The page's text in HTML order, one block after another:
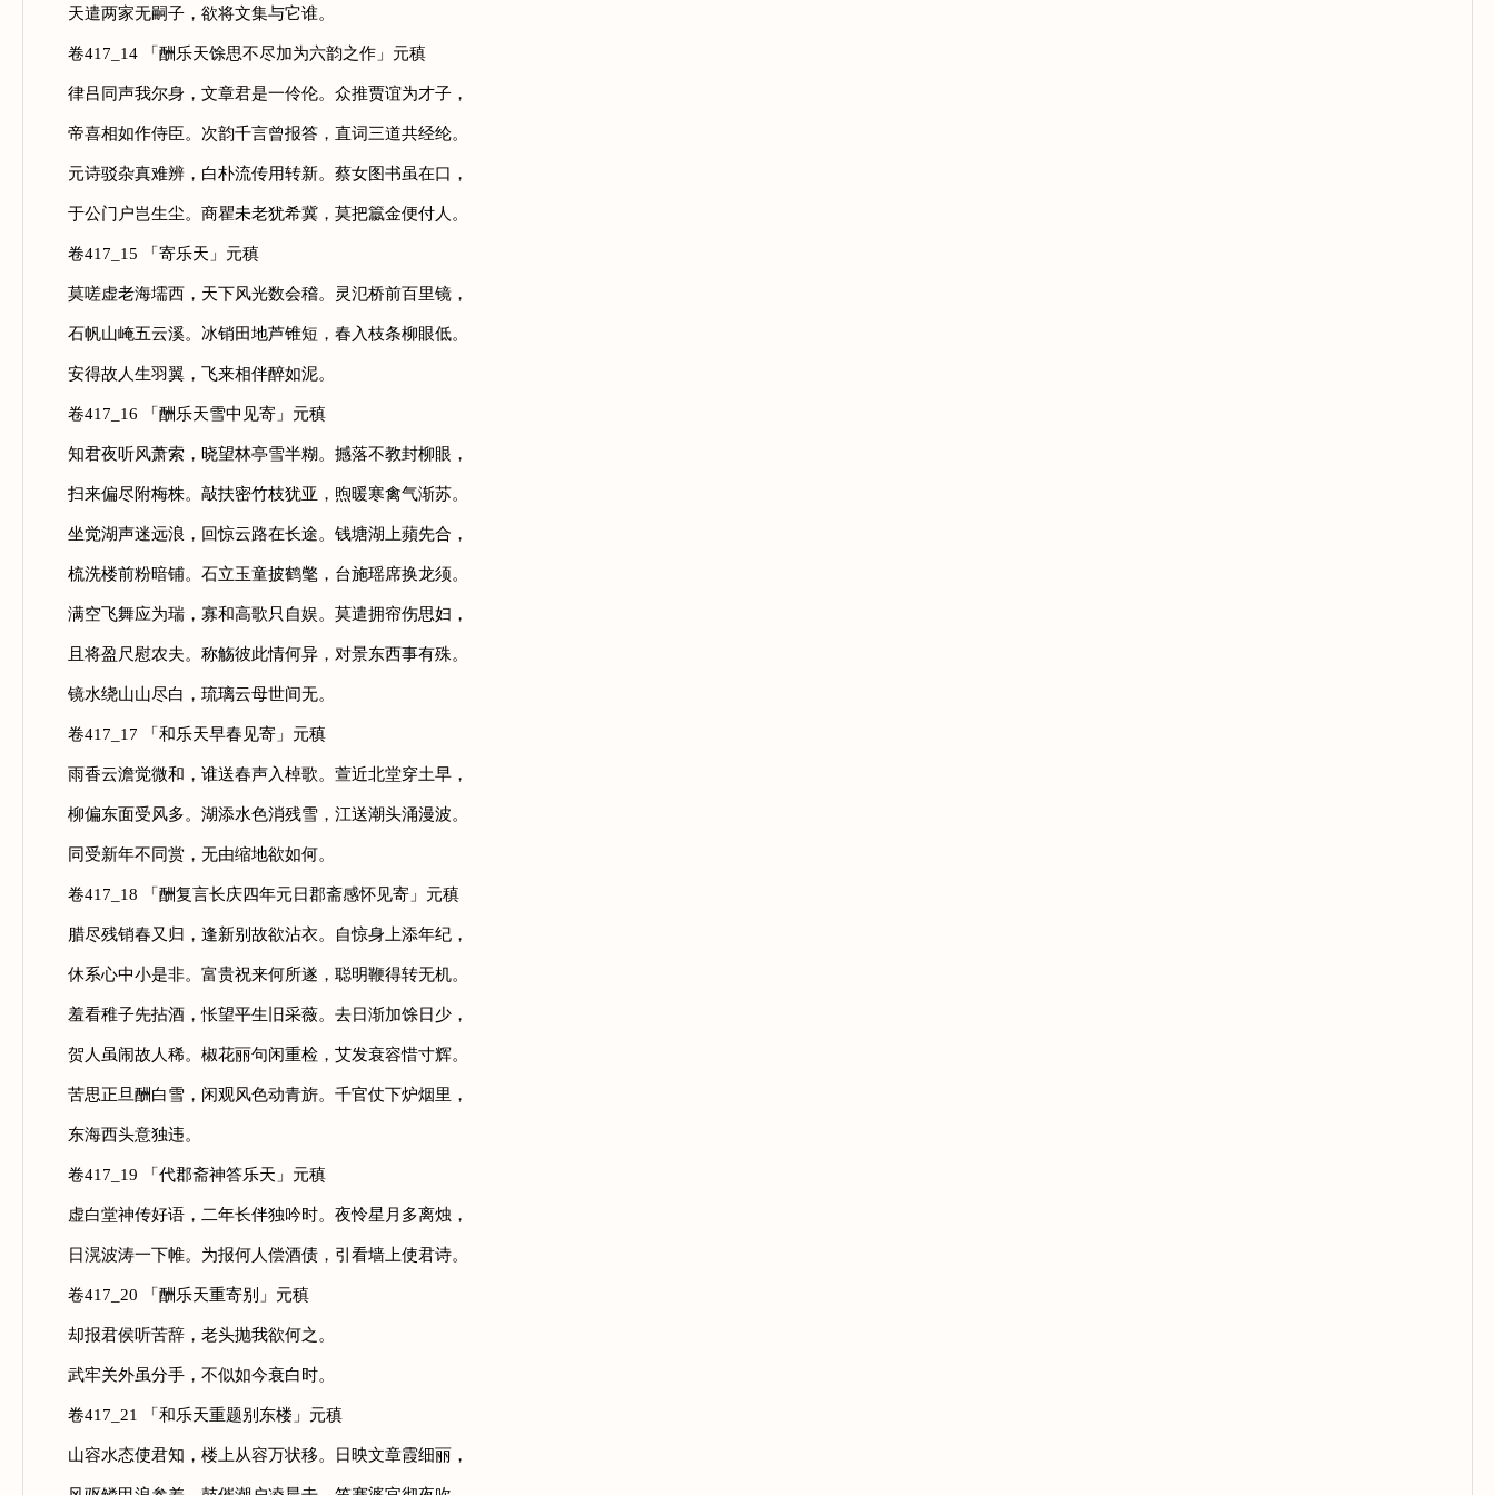
天遣两家无嗣子，欲将文集与它谁。
卷417_14 「酬乐天馀思不尽加为六韵之作」元稹
律吕同声我尔身，文章君是一伶伦。众推贾谊为才子，
帝喜相如作侍臣。次韵千言曾报答，直词三道共经纶。
元诗驳杂真难辨，白朴流传用转新。蔡女图书虽在口，
于公门户岂生尘。商瞿未老犹希冀，莫把籝金便付人。
卷417_15 「寄乐天」元稹
莫嗟虚老海壖西，天下风光数会稽。灵氾桥前百里镜，
石帆山崦五云溪。冰销田地芦锥短，春入枝条柳眼低。
安得故人生羽翼，飞来相伴醉如泥。
卷417_16 「酬乐天雪中见寄」元稹
知君夜听风萧索，晓望林亭雪半糊。撼落不教封柳眼，
扫来偏尽附梅株。敲扶密竹枝犹亚，煦暖寒禽气渐苏。
坐觉湖声迷远浪，回惊云路在长途。钱塘湖上蘋先合，
梳洗楼前粉暗铺。石立玉童披鹤氅，台施瑶席换龙须。
满空飞舞应为瑞，寡和高歌只自娱。莫遣拥帘伤思妇，
且将盈尺慰农夫。称觞彼此情何异，对景东西事有殊。
镜水绕山山尽白，琉璃云母世间无。
卷417_17 「和乐天早春见寄」元稹
雨香云澹觉微和，谁送春声入棹歌。萱近北堂穿土早，
柳偏东面受风多。湖添水色消残雪，江送潮头涌漫波。
同受新年不同赏，无由缩地欲如何。
卷417_18 「酬复言长庆四年元日郡斋感怀见寄」元稹
腊尽残销春又归，逢新别故欲沾衣。自惊身上添年纪，
休系心中小是非。富贵祝来何所遂，聪明鞭得转无机。
羞看稚子先拈酒，怅望平生旧采薇。去日渐加馀日少，
贺人虽闹故人稀。椒花丽句闲重检，艾发衰容惜寸辉。
苦思正旦酬白雪，闲观风色动青旂。千官仗下炉烟里，
东海西头意独违。
卷417_19 「代郡斋神答乐天」元稹
虚白堂神传好语，二年长伴独吟时。夜怜星月多离烛，
日滉波涛一下帷。为报何人偿酒债，引看墙上使君诗。
卷417_20 「酬乐天重寄别」元稹
却报君侯听苦辞，老头抛我欲何之。
武牢关外虽分手，不似如今衰白时。
卷417_21 「和乐天重题别东楼」元稹
山容水态使君知，楼上从容万状移。日映文章霞细丽，